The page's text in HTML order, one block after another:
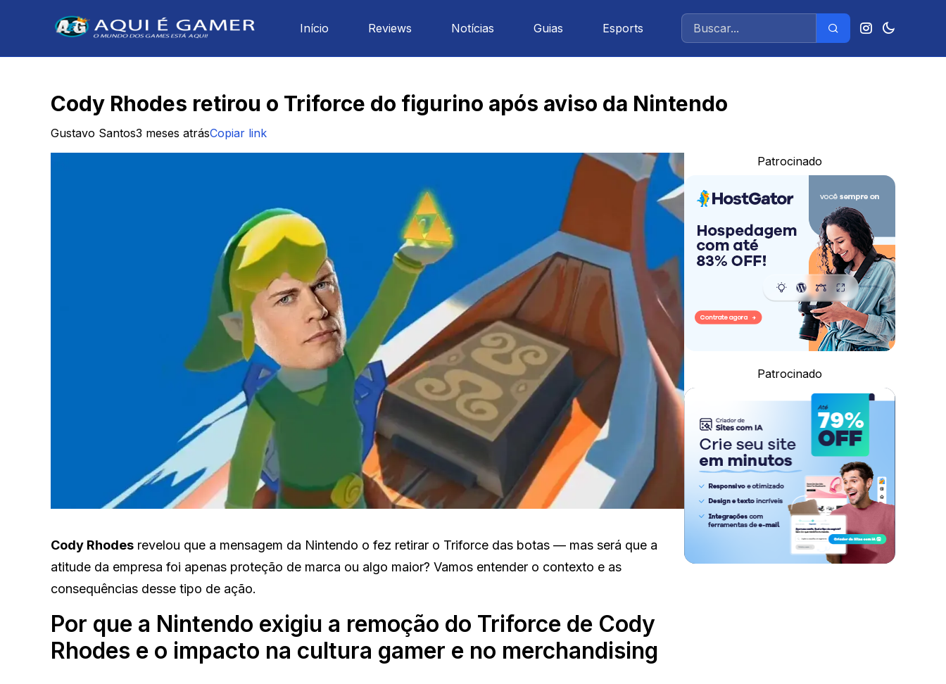
Início Reviews Notícias Guias Esports
Cody Rhodes retirou o Triforce do figurino após aviso da Nintendo
Gustavo Santos3 meses atrásCopiar link
Cody Rhodes revelou que a mensagem da Nintendo o fez retirar o Triforce das botas — mas será que a
atitude da empresa foi apenas proteção de marca ou algo maior? Vamos entender o contexto e as
consequências desse tipo de ação.
Por que a Nintendo exigiu a remoção do Triforce de Cody
Rhodes e o impacto na cultura gamer e no merchandising
Patrocinado
Patrocinado